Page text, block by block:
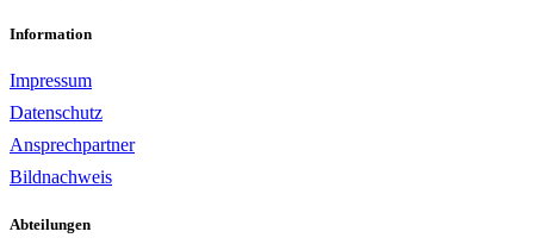
Information
Impressum
Datenschutz
Ansprechpartner
Bildnachweis
Abteilungen